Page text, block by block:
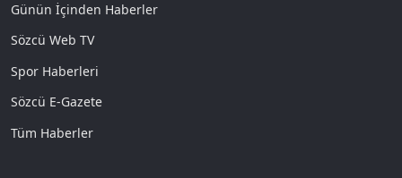
Günün İçinden Haberler
Sözcü Web TV
Spor Haberleri
Sözcü E-Gazete
Tüm Haberler